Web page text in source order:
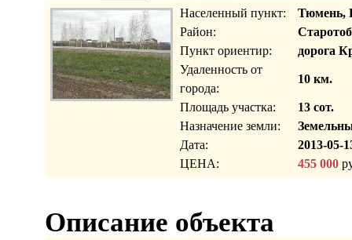
Населенный пункт:
Тюмень,
Район:
Пункт ориентир:
дорога
Удаленность от
города:
10 км.
Площадь участка:
13 сот.
Назначение земли:
Дата:
2013-05-
ЦЕНА:
455 000
Описание объекта